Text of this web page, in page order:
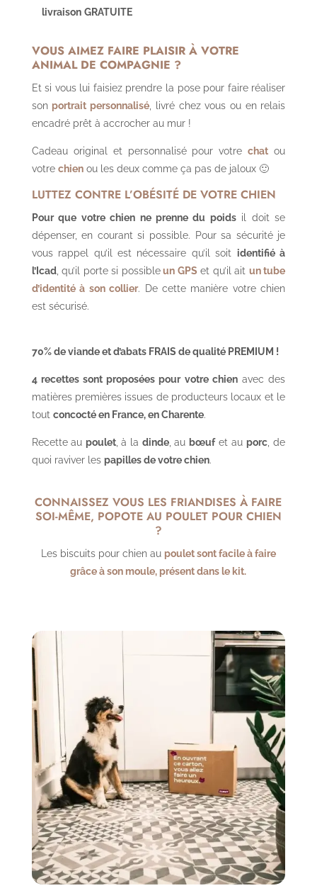
livraison GRATUITE
VOUS AIMEZ FAIRE PLAISIR À VOTRE
ANIMAL DE COMPAGNIE ?
Et si vous lui faisiez prendre la pose pour faire réaliser
son portrait personnalisé , livré chez vous ou en relais
encadré prêt à accrocher au mur !
Cadeau original et personnalisé pour votrechat ou
votre chienou les deux comme ça pas de jaloux 🙂
LUTTEZ CONTRE L’OBÉSITÉ DE VOTRE CHIEN
Pour que votre chien ne prenne du poidsil doit se
dépenser, en courant si possible. Pour sa sécurité je
vous rappel qu’il est nécessaire qu’il soit identifié à
l’Icad, qu’il porte si possibleun GPS et qu’il ait un tube
d’identité à son collier. De cette manière votre chien
est sécurisé.
70% de viande et d’abats FRAIS de qualité PREMIUM !
4 recettes sont proposées pour votre chienavec des
matières premières issues de producteurs locaux et le
tout concocté en France, en Charente.
Recette au poulet, à la dinde, au bœufet au porc, de
quoi raviver les papilles de votre chien.
CONNAISSEZ VOUS LES FRIANDISES À FAIRE
SOI-MÊME, POPOTE AU POULET POUR CHIEN
?
Les biscuits pour chien au poulet sont facile à faire
grâce à son moule, présent dans le kit.